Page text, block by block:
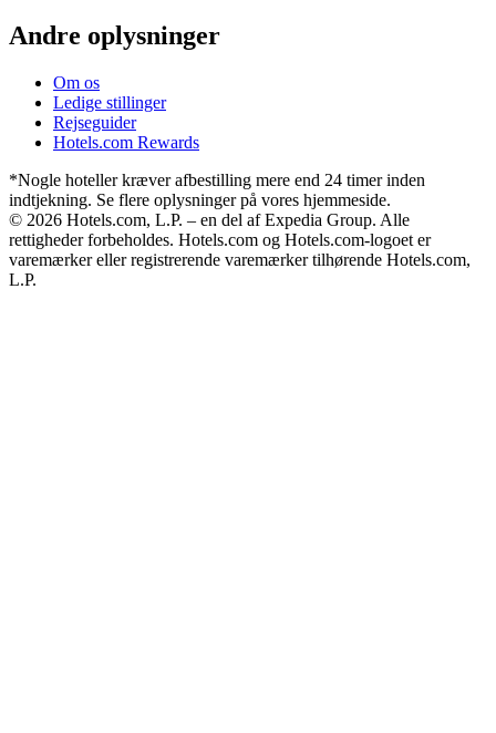
Andre oplysninger
Om os
Ledige stillinger
Rejseguider
Hotels.com Rewards
*Nogle hoteller kræver afbestilling mere end 24 timer inden
indtjekning. Se flere oplysninger på vores hjemmeside.
© 2026 Hotels.com, L.P. – en del af Expedia Group. Alle
rettigheder forbeholdes. Hotels.com og Hotels.com-logoet er
varemærker eller registrerende varemærker tilhørende Hotels.com,
L.P.